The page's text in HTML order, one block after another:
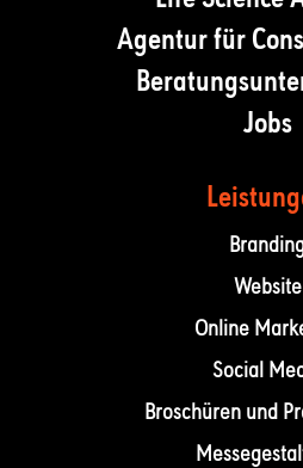
Agentur für
Jobs
Website
Online
Social
Broschüren und